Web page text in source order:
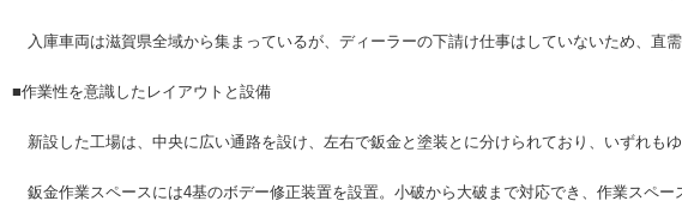
入庫車両は滋賀県全域から集まっているが、ディーラーの下請け仕事はしていないため、直
■作業性を意識したレイアウトと設備
新設した工場は、中央に広い通路を設け、左右で鈑金と塗装とに分けられており、いずれも
鈑金作業スペースには4基のボデー修正装置を設置。小破から大破まで対応でき、作業スペ